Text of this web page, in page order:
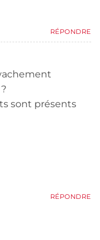
RÉPONDRE
sont présents
RÉPONDRE